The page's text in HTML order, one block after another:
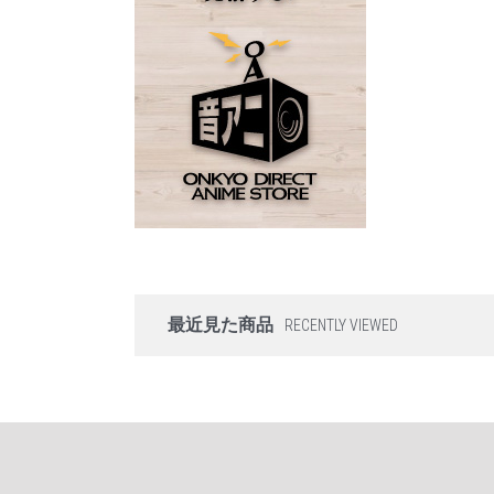
最近見た商品 RECENTLY VIEWED